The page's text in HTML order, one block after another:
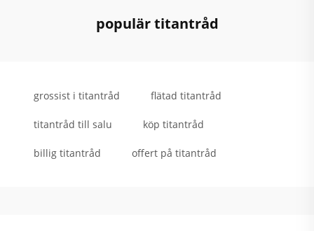
populär titantråd
grossist i titantråd flätad titantråd
titantråd till salu köp titantråd
billig titantråd offert på titantråd